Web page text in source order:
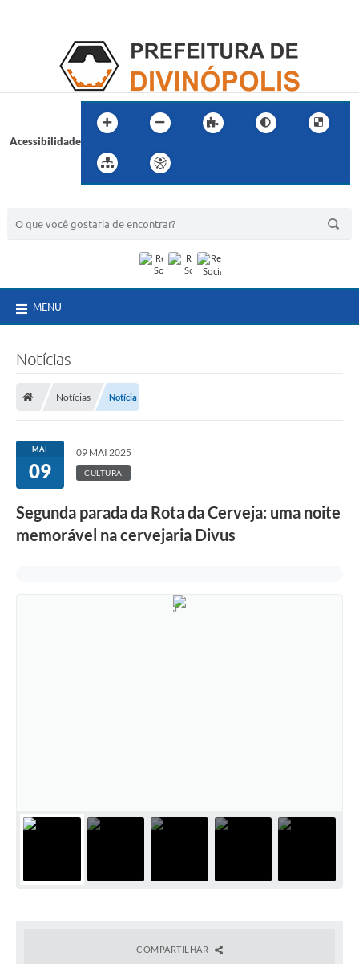
Acessibilidade
MENU
Notícias
Notícias Notícia
MAI
09
09 MAI 2025
CULTURA
Segunda parada da Rota da Cerveja: uma noite
memorável na cervejaria Divus
COMPARTILHAR